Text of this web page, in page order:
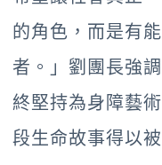
的角色，而是有
者。」劉團長強
終堅持為身障藝
段生命故事得以